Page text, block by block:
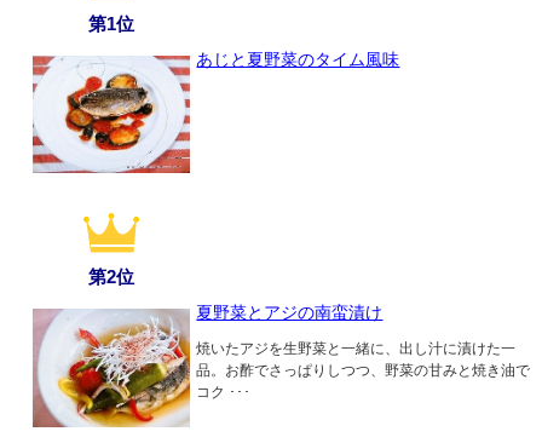
第1位
あじと夏野菜のタイム風味
第2位
夏野菜とアジの南蛮漬け
焼いたアジを生野菜と一緒に、出し汁に漬けた一
品。お酢でさっぱりしつつ、野菜の甘みと焼き油で
コク ･･･